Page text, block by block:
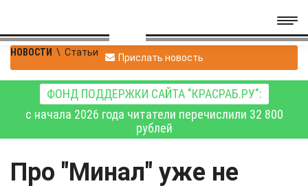
НОВОСТИ \ Статьи Прислать новость
ФОНД ПОДДЕРЖКИ САЙТА "КРАСРАБ.РУ":
с начала 2026 года читатели перечислили 32 800
рублей
Про "Минал" уже не